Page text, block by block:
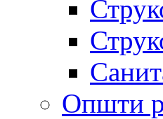
Општи